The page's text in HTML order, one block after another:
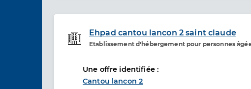
Ehpad cantou lancon 2 saint claude
Etablissement d'hébergement pour personnes
Etablissement de soins
Une offre identifiée :
Cantou lancon 2